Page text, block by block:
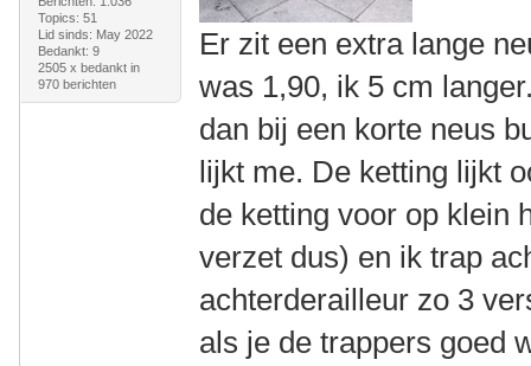
Topics: 51
Lid sinds: May 2022
Bedankt: 9
2505 x bedankt in
970 berichten
Er zit een extra lange
was 1,90, ik 5 cm
dan bij een korte neus
lijkt me. De ketting lijkt
de ketting voor op klein
verzet dus) en ik trap
achterderailleur zo 3
als je de trappers goed